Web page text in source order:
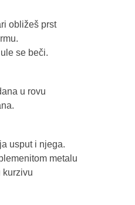
obližeš prst
se beči.
u rovu
usput i njega.
metalu
kurzivu